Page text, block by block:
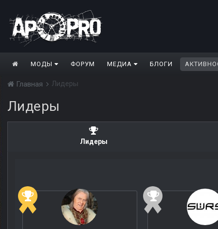
МОДЫ ФОРУМ МЕДИА БЛОГИ
Главная Лидеры
Лидеры
Лидеры